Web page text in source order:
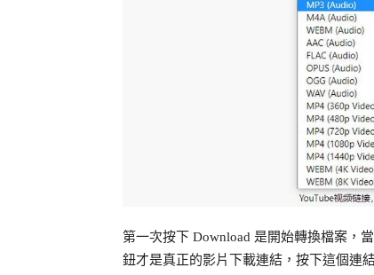
第一次按下 Download 是開始轉換檔案，
鈕才是真正的影片下載連結，按下這個連